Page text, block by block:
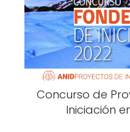
Concurso de
Iniciación